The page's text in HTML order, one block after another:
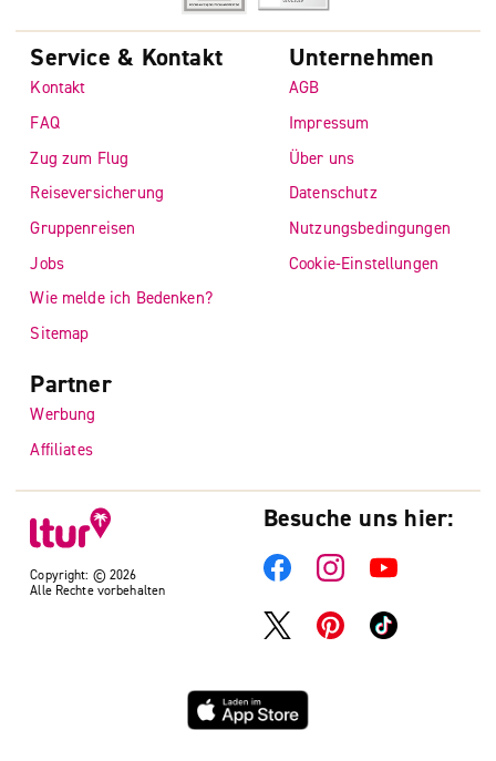
Copyright: © 2026
Alle Rechte vorbehalten
Service & Kontakt
Kontakt
FAQ
Zug zum Flug
Reiseversicherung
Gruppenreisen
Jobs
Wie melde ich Bedenken?
Sitemap
Unternehmen
AGB
Impressum
Über uns
Datenschutz
Nutzungsbedingungen
Cookie-Einstellungen
Partner
Werbung
Affiliates
Besuche uns hier: